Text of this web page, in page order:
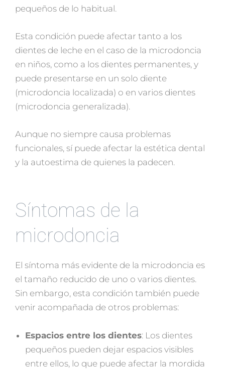
pequeños de lo habitual.
Esta condición puede afectar tanto a los
dientes de leche en el caso de la microdoncia
en niños, como a los dientes permanentes, y
puede presentarse en un solo diente
(microdoncia localizada) o en varios dientes
(microdoncia generalizada).
Aunque no siempre causa problemas
funcionales, sí puede afectar la estética dental
y la autoestima de quienes la padecen.
Síntomas de la
microdoncia
El síntoma más evidente de la microdoncia es
el tamaño reducido de uno o varios dientes.
Sin embargo, esta condición también puede
venir acompañada de otros problemas:
Espacios entre los dientes: Los dientes
pequeños pueden dejar espacios visibles
entre ellos, lo que puede afectar la mordida